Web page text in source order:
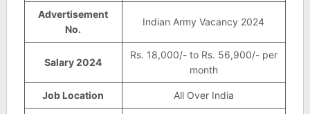
Advertisement
No.
Indian Army Vacancy 2024
Salary 2024
Rs. 18,000/- to Rs. 56,900/- per
month
Job Location All Over India